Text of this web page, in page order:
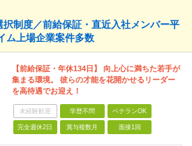
制度／前給保証・直近入社メンバー平
ム上場企業案件多数
【前給保証・年休134日】 向上心に満ちた若手が
集まる環境。 彼らの才能を花開かせるリーダー
を高待遇でお迎え！
未経験歓迎 学歴不問 ベテランOK
完全週休2日 賞与複数月 面接1回